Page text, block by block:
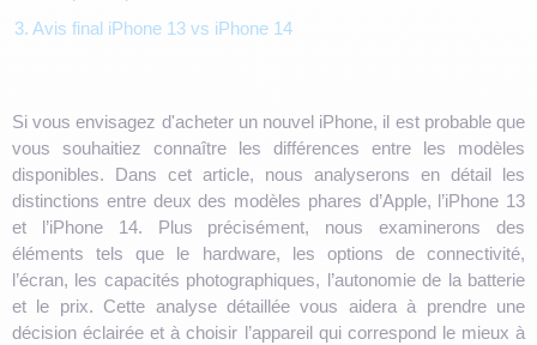
3. Avis final iPhone 13 vs iPhone 14
Si vous envisagez d'acheter un nouvel iPhone, il est probable que
vous souhaitiez connaître les différences entre les modèles
disponibles. Dans cet article, nous analyserons en détail les
distinctions entre deux des modèles phares d’Apple, l’iPhone 13
et l’iPhone 14. Plus précisément, nous examinerons des
éléments tels que le hardware, les options de connectivité,
l’écran, les capacités photographiques, l’autonomie de la batterie
et le prix. Cette analyse détaillée vous aidera à prendre une
décision éclairée et à choisir l’appareil qui correspond le mieux à